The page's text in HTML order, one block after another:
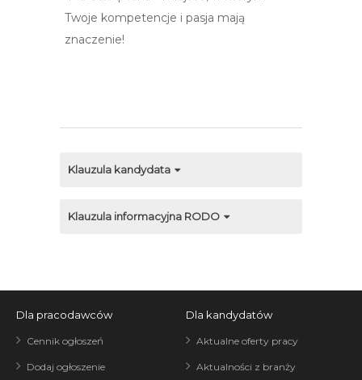
Twoje kompetencje i pasja mają
znaczenie!
Klauzula kandydata
Klauzula informacyjna RODO
Dla pracodawców
Cennik ogłoszeń
Dodaj ogłoszenie
Dla kandydatów
Aktualne oferty pracy
Aktualności z branży